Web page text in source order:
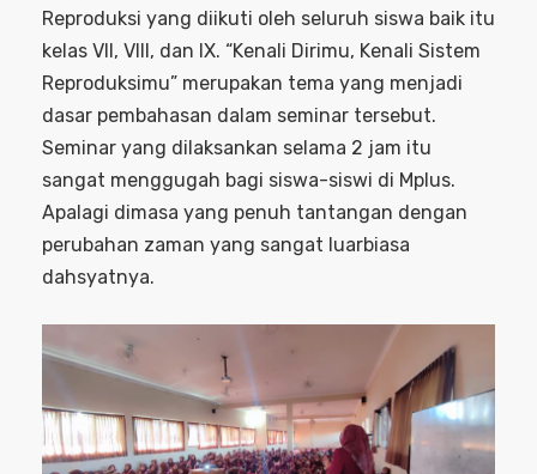
Reproduksi yang diikuti oleh seluruh siswa baik itu
kelas VII, VIII, dan IX. “Kenali Dirimu, Kenali Sistem
Reproduksimu” merupakan tema yang menjadi
dasar pembahasan dalam seminar tersebut.
Seminar yang dilaksankan selama 2 jam itu
sangat menggugah bagi siswa-siswi di Mplus.
Apalagi dimasa yang penuh tantangan dengan
perubahan zaman yang sangat luarbiasa
dahsyatnya.